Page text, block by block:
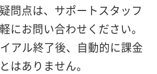
問点は、サポートスタッフ
にお問い合わせください。
アル終了後、自動的に課金
はありません。